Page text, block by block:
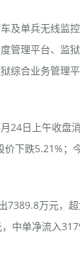
单兵无线监控
管理平台、监狱
综合业务管理
日上午收盘
下跌5.21%；
万元，超
中单净流入